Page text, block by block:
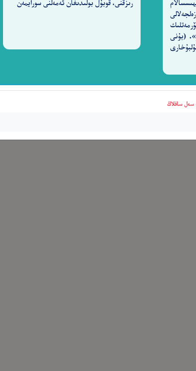
(بۇنى
رىزقنى، قوبۇل بولىدىغان ئەمەلنى سورايمەن
ساقلاڭ